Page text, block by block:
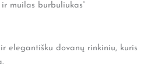
ir muilas burbuliukas“
elegantišku dovanų rinkiniu, kuris